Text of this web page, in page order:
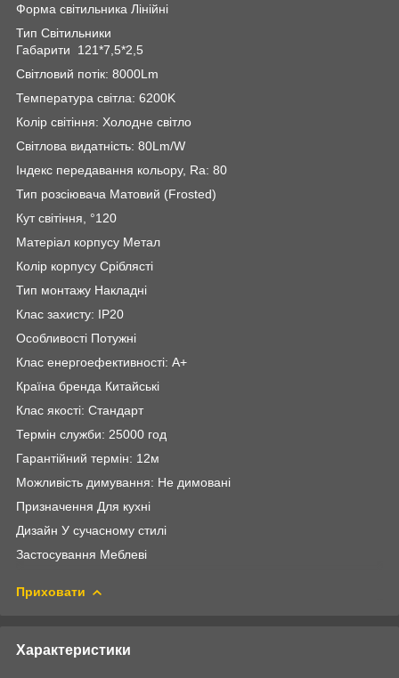
Форма світильника Лінійні
Тип Світильники
Габарити 121*7,5*2,5
Світловий потік: 8000Lm
Температура світла: 6200K
Колір світіння: Холодне світло
Світлова видатність: 80Lm/W
Індекс передавання кольору, Ra: 80
Тип розсіювача Матовий (Frosted)
Кут світіння, °120
Матеріал корпусу Метал
Колір корпусу Сріблясті
Тип монтажу Накладні
Клас захисту: IP20
Особливості Потужні
Клас енергоефективності: A+
Країна бренда Китайські
Клас якості: Стандарт
Термін служби: 25000 год
Гарантійний термін: 12м
Можливість димування: Не димовані
Призначення Для кухні
Дизайн У сучасному стилі
Застосування Меблеві
Приховати
Характеристики